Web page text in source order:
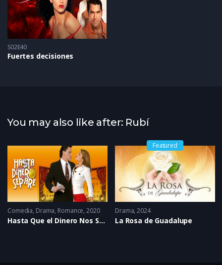
S02E40
Fuertes decisiones
You may also like after: Rubí
Comedia, Drama, Romance 2020
Hasta Que el Dinero Nos Separe
Featured
Drama 2024
La Rosa de Guadalupe